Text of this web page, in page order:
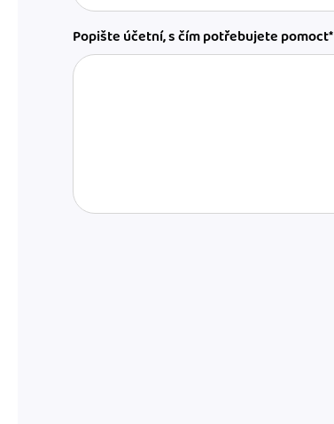
Popište účetní, s čím potřebujete pomoct*